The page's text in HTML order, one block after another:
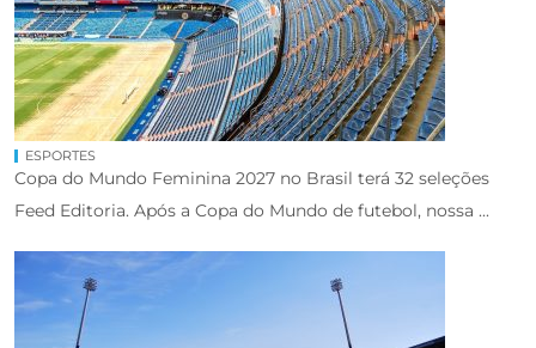
ESPORTES
Copa do Mundo Feminina 2027 no Brasil terá 32 seleções
Feed Editoria. Após a Copa do Mundo de futebol, nossa ...